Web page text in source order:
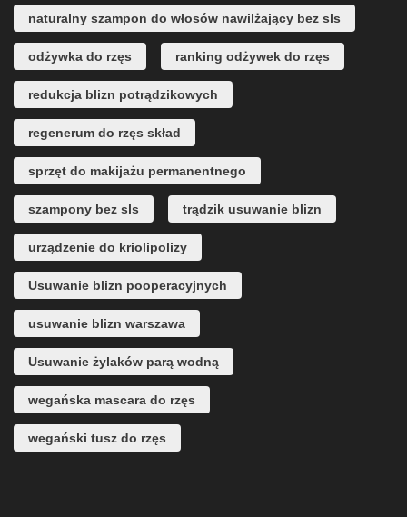
naturalny szampon do włosów nawilżający bez sls
odżywka do rzęs ranking odżywek do rzęs
redukcja blizn potrądzikowych
regenerum do rzęs skład
sprzęt do makijażu permanentnego
szampony bez sls trądzik usuwanie blizn
urządzenie do kriolipolizy
Usuwanie blizn pooperacyjnych
usuwanie blizn warszawa
Usuwanie żylaków parą wodną
wegańska mascara do rzęs
wegański tusz do rzęs